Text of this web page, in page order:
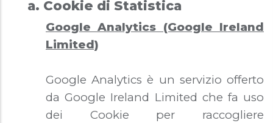
a. Cookie di Statistica
Google Analytics (Google Ireland
Limited)
Google Analytics è un servizio offerto
da Google Ireland Limited che fa uso
dei Cookie per raccogliere